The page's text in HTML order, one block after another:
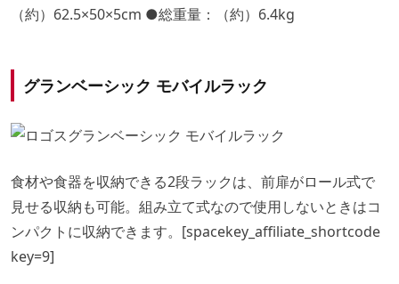
（約）62.5×50×5cm ●総重量：（約）6.4kg
グランベーシック モバイルラック
食材や食器を収納できる2段ラックは、前扉がロール式で
見せる収納も可能。組み立て式なので使用しないときはコ
ンパクトに収納できます。[spacekey_affiliate_shortcode
key=9]